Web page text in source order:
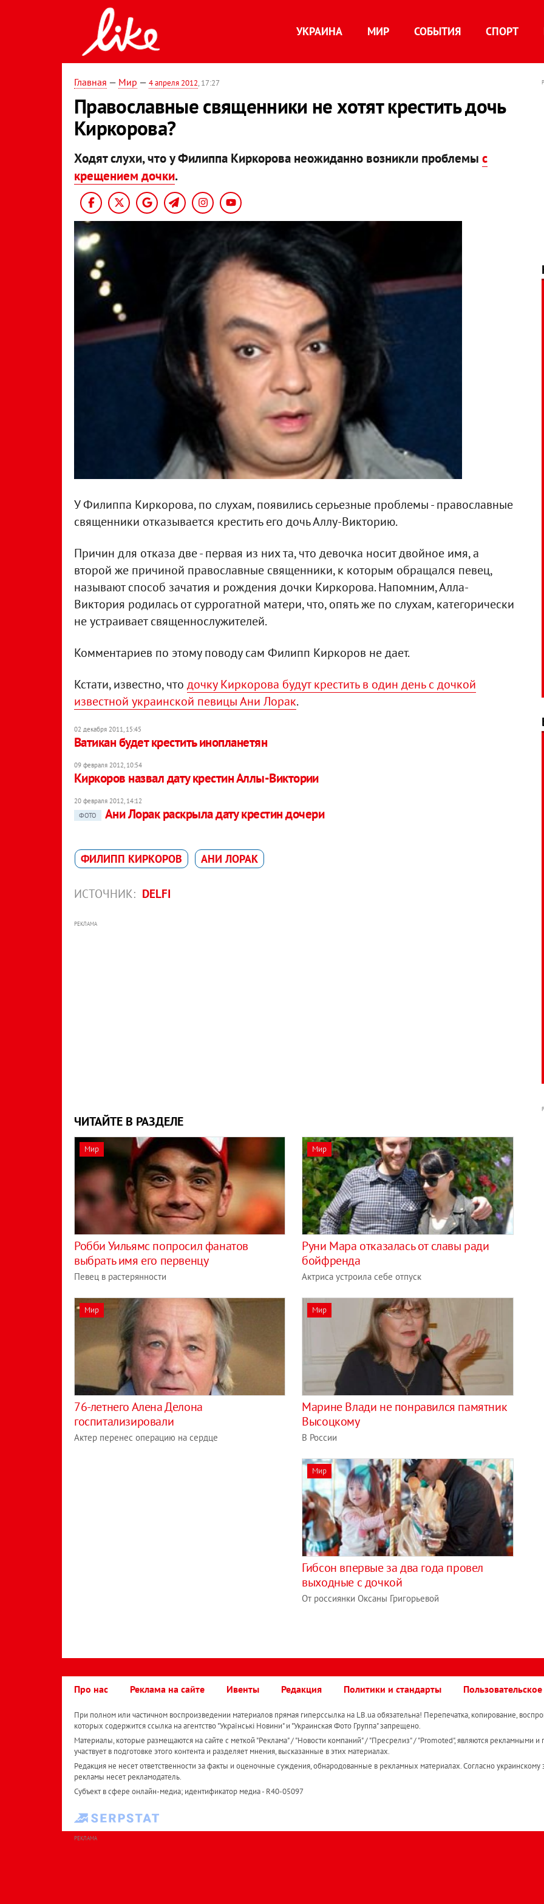
УКРАИНА МИР СОБЫТИЯ СПОРТ
Главная — Мир — 4 апреля 2012, 17:27
Православные священники не хотят крестить дочь
Киркорова?
Ходят слухи, что у Филиппа Киркорова неожиданно возникли проблемы с
крещением дочки.
У Филиппа Киркорова, по слухам, появились серьезные проблемы - православные
священники отказывается крестить его дочь Аллу-Викторию.
Причин для отказа две - первая из них та, что девочка носит двойное имя, а
второй же причиной православные священники, к которым обращался певец,
называют способ зачатия и рождения дочки Киркорова. Напомним, Алла-
Виктория родилась от суррогатной матери, что, опять же по слухам, категорически
не устраивает священнослужителей.
Комментариев по этому поводу сам Филипп Киркоров не дает.
Кстати, известно, что дочку Киркорова будут крестить в один день с дочкой
известной украинской певицы Ани Лорак.
02 декабря 2011, 15:45
Ватикан будет крестить инопланетян
09 февраля 2012, 10:54
Киркоров назвал дату крестин Аллы-Виктории
20 февраля 2012, 14:12
ФОТО
Ани Лорак раскрыла дату крестин дочери
ФИЛИПП КИРКОРОВ АНИ ЛОРАК
ИСТОЧНИК: DELFI
РЕКЛАМА
ЧИТАЙТЕ В РАЗДЕЛЕ
Мир
Робби Уильямс попросил фанатов
выбрать имя его первенцу
Певец в растерянности
Мир
Руни Мара отказалась от славы ради
бойфренда
Актриса устроила себе отпуск
Мир
76-летнего Алена Делона
госпитализировали
Актер перенес операцию на сердце
Мир
Марине Влади не понравился памятник
Высоцкому
В России
Мир
Гибсон впервые за два года провел
выходные с дочкой
От россиянки Оксаны Григорьевой
Про нас Реклама на сайте Ивенты Редакция Политики и стандарты
При полном или частичном воспроизведении материалов прямая гиперссылка на LB.ua обязательна! Перепечатка, копирование,
которых содержится ссылка на агентство "Українськi Новини" и "Украинская Фото Группа" запрещено.
Материалы, которые размещаются на сайте с меткой "Реклама" / "Новости компаний" / "Пресрелиз" / "Promoted", являются рекламными и
участвует в подготовке этого контента и разделяет мнения, высказанные в этих материалах.
Редакция не несет ответственности за факты и оценочные суждения, обнародованные в рекламных материалах. Согласно украинскому
рекламы несет рекламодатель.
Субъект в сфере онлайн-медиа; идентификатор медиа - R40-05097
РЕКЛАМА